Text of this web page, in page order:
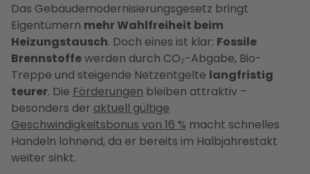
Das Gebäudemodernisierungsgesetz bringt
Eigentümern mehr Wahlfreiheit beim
Heizungstausch. Doch eines ist klar: Fossile
Brennstoffewerden durch CO₂-Abgabe, Bio-
Treppe und steigende Netzentgelte langfristig
teurer. Die Förderungen bleiben attraktiv –
besonders der aktuell gültige
Geschwindigkeitsbonus von 16 % macht schnelles
Handeln lohnend, da er bereits im Halbjahrestakt
weiter sinkt.